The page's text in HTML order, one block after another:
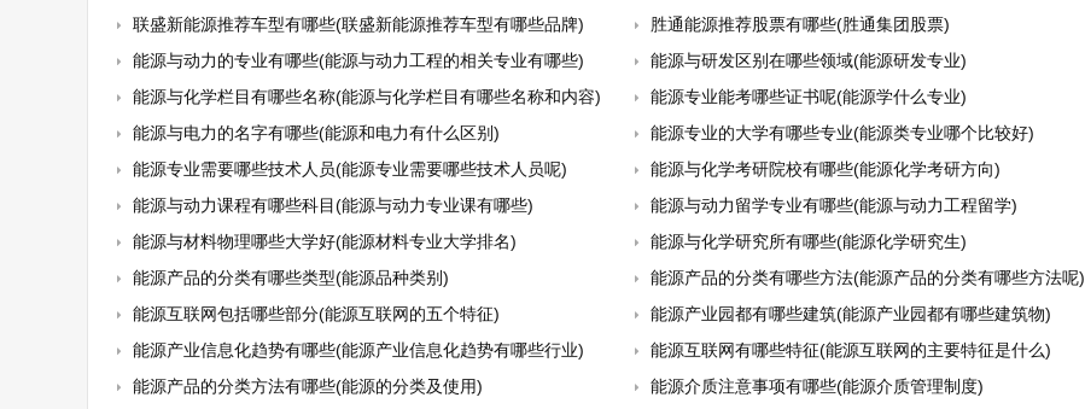
联盛新能源推荐车型有哪些(联盛新能源推荐车型有哪些品牌)
胜通能源推荐股票有哪些(胜通集团股票)
能源与动力的专业有哪些(能源与动力工程的相关专业有哪些)
能源与研发区别在哪些领域(能源研发专业)
能源与化学栏目有哪些名称(能源与化学栏目有哪些名称和内容)
能源专业能考哪些证书呢(能源学什么专业)
能源与电力的名字有哪些(能源和电力有什么区别)
能源专业的大学有哪些专业(能源类专业哪个比较好)
能源专业需要哪些技术人员(能源专业需要哪些技术人员呢)
能源与化学考研院校有哪些(能源化学考研方向)
能源与动力课程有哪些科目(能源与动力专业课有哪些)
能源与动力留学专业有哪些(能源与动力工程留学)
能源与材料物理哪些大学好(能源材料专业大学排名)
能源与化学研究所有哪些(能源化学研究生)
能源产品的分类有哪些类型(能源品种类别)
能源产品的分类有哪些方法(能源产品的分类有哪些方法呢)
能源互联网包括哪些部分(能源互联网的五个特征)
能源产业园都有哪些建筑(能源产业园都有哪些建筑物)
能源产业信息化趋势有哪些(能源产业信息化趋势有哪些行业)
能源互联网有哪些特征(能源互联网的主要特征是什么)
能源产品的分类方法有哪些(能源的分类及使用)
能源介质注意事项有哪些(能源介质管理制度)